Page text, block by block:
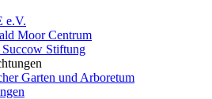
e.V.
Moor Centrum
Stiftung
Garten und Arboretum